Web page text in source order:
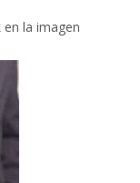
la imagen